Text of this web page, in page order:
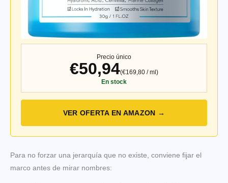
Precio único
€50,94(€169,80 / ml)
En stock
VER OFERTA EN AMAZON →
Para no forzar una jerarquía que no existe, conviene fijar el
marco antes de mirar nombres: